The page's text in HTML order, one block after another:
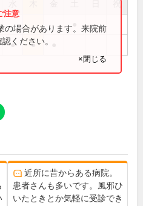
祝
● ●
の場合があります。来院前
ください。
×閉じる
近所に昔からある病院。
患者さんも多いです。風邪ひ
いたときとか気軽に受診でき